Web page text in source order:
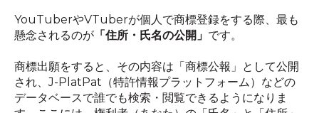
YouTuberやVTuberが個人で商標登録をする際、最も
懸念されるのが 「住所・氏名の公開」 です。
商標出願をすると、その内容は「商標公報」として公開
され、J-PlatPat（特許情報プラットフォーム）などの
データベースで誰でも検索・閲覧できるようになりま